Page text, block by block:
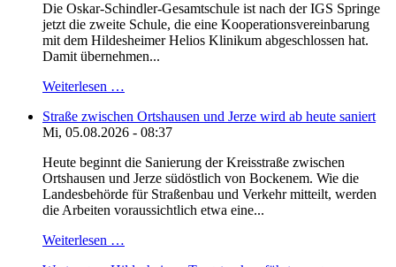
Die Oskar-Schindler-Gesamtschule ist nach der IGS Springe
jetzt die zweite Schule, die eine Kooperationsvereinbarung
mit dem Hildesheimer Helios Klinikum abgeschlossen hat.
Damit übernehmen...
Weiterlesen …
Straße zwischen Ortshausen und Jerze wird ab heute saniert
Mi, 05.08.2026 - 08:37
Heute beginnt die Sanierung der Kreisstraße zwischen
Ortshausen und Jerze südöstlich von Bockenem. Wie die
Landesbehörde für Straßenbau und Verkehr mitteilt, werden
die Arbeiten voraussichtlich etwa eine...
Weiterlesen …